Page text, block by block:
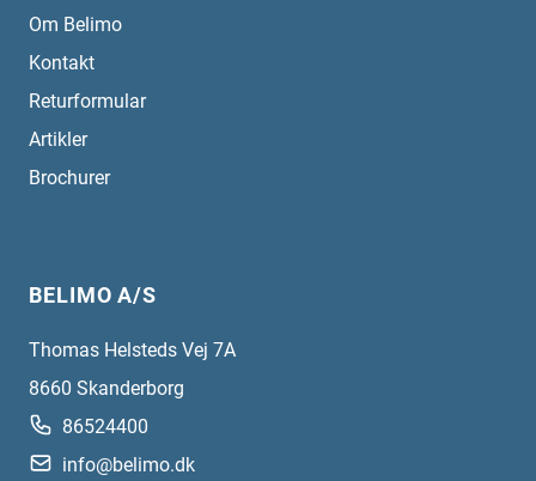
Om Belimo
Kontakt
Returformular
Artikler
Brochurer
BELIMO A/S
Thomas Helsteds Vej 7A
8660 Skanderborg
86524400
info@belimo.dk